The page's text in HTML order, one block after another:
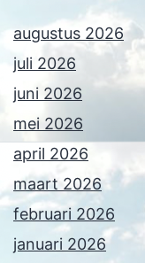
augustus 2026
juli 2026
juni 2026
mei 2026
april 2026
maart 2026
februari 2026
januari 2026